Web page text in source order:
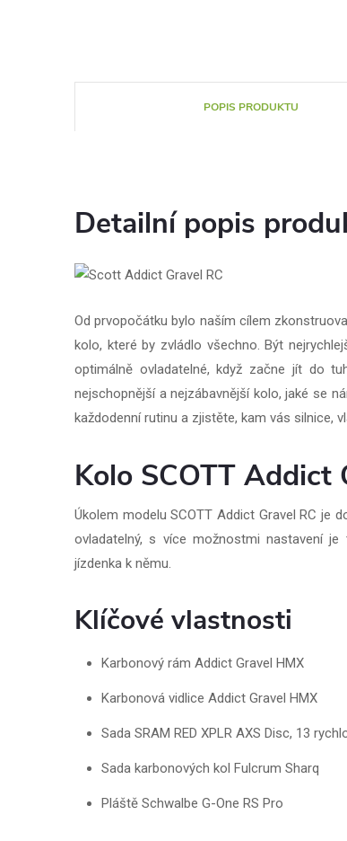
POPIS PRODUKTU
Detailní popis
Od prvopočátku bylo naším cílem
kolo, které by zvládlo všechno. Být
optimálně ovladatelné, když začne jít do
nejschopnější a nejzábavnější kolo, jaké se
každodenní rutinu a zjistěte, kam vás silnice,
Kolo SCOTT Addict
Úkolem modelu SCOTT Addict Gravel RC je
ovladatelný, s více možnostmi nastavení
jízdenka k němu.
Klíčové vlastnosti
Karbonový rám Addict Gravel HMX
Karbonová vidlice Addict Gravel HMX
Sada SRAM RED XPLR AXS Disc, 13
Sada karbonových kol Fulcrum Sharq
Pláště Schwalbe G-One RS Pro